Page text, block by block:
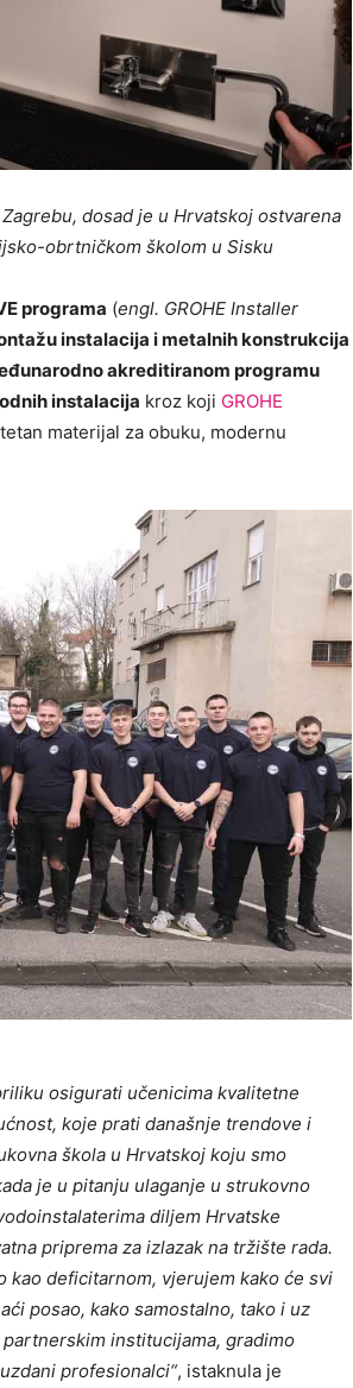
dosad je u Hrvatskoj ostvarena
obrtničkom školom u Sisku
programa (engl. GROHE Installer
instalacija i metalnih konstrukcija
akreditiranom programu
instalacija kroz koji GROHE
materijal za obuku, modernu
osigurati učenicima kvalitetne
koje prati današnje trendove i
škola u Hrvatskoj koju smo
je u pitanju ulaganje u strukovno
diljem Hrvatske
priprema za izlazak na tržište rada.
kao deficitarnom, vjerujem kako će svi
posao, kako samostalno, tako i uz
institucijama, gradimo
profesionalci“, istaknula je